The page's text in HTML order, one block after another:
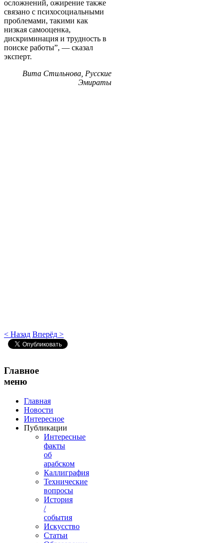
осложнений, ожирение также
связано с психосоциальными
проблемами, такими как
низкая самооценка,
дискриминация и трудность в
поиске работы”, — сказал
эксперт.
Вита Стильнова, Русские
Эмираты
< Назад Вперёд >
Главное
меню
Главная
Новости
Интересное
Публикации
Интересные
факты
об
арабском
Каллиграфия
Технические
вопросы
История
/
события
Искусство
Статьи